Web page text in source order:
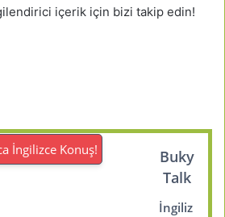
içerik için bizi takip edin!
İngilizce Konuş!
Buky
Talk
İngiliz